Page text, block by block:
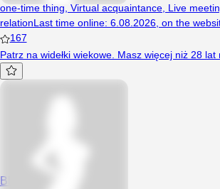
one-time thing Virtual acquaintance Live
relationLast time online: 6.08.2026 on the
167
Patrz na widełki wiekowe. Masz więcej niż 28 lat
Blondi2594